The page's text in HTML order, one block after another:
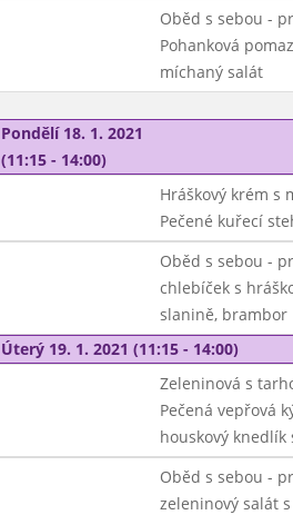
Oběd s sebou -
Pohanková
míchaný salát
Pondělí 18. 1. 2021
(11:15 - 14:00)
Hráškový krém s
Pečené kuřecí
Oběd s sebou -
chlebíček s
slanině, brambor
Úterý 19. 1. 2021 (11:15 - 14:00)
Zeleninová s
Pečená vepřová
houskový
Oběd s sebou -
zeleninový salát